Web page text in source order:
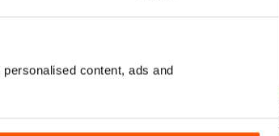
content, ads and